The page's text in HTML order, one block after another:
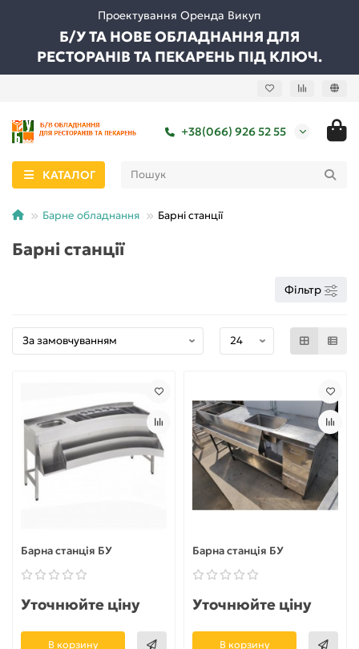
Проектування Оренда Викуп
Б/У ТА НОВЕ ОБЛАДНАННЯ ДЛЯ
РЕСТОРАНІВ ТА ПЕКАРЕНЬ ПІД КЛЮЧ.
+38(066) 926 52 55
КАТАЛОГ
Барне обладнання Барні станції
Барні станції
Фільтр
Барна станція БУ
Уточнюйте ціну
В корзину
Барна станція БУ
Уточнюйте ціну
В корзину